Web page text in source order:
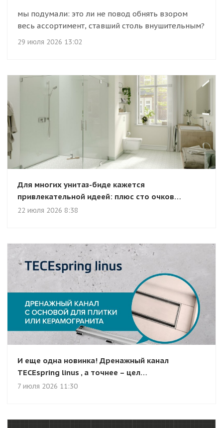
мы подумали: это ли не повод обнять взором
весь ассортимент, ставший столь внушительным?
29 июля 2026 13:02
Для многих унитаз-биде кажется
привлекательной идеей: плюс сто очков…
22 июля 2026 8:38
И еще одна новинка! Дренажный канал
TECEspring linus , а точнее – цел…
7 июля 2026 11:30